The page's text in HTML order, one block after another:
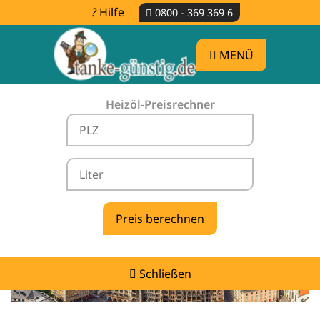
Hilfe 0800 - 369 369 6
MENÜ
Heizöl-Preisrechner
Schließen
Heizölpreise Wildsteig -
vergleichen & günstig tanken